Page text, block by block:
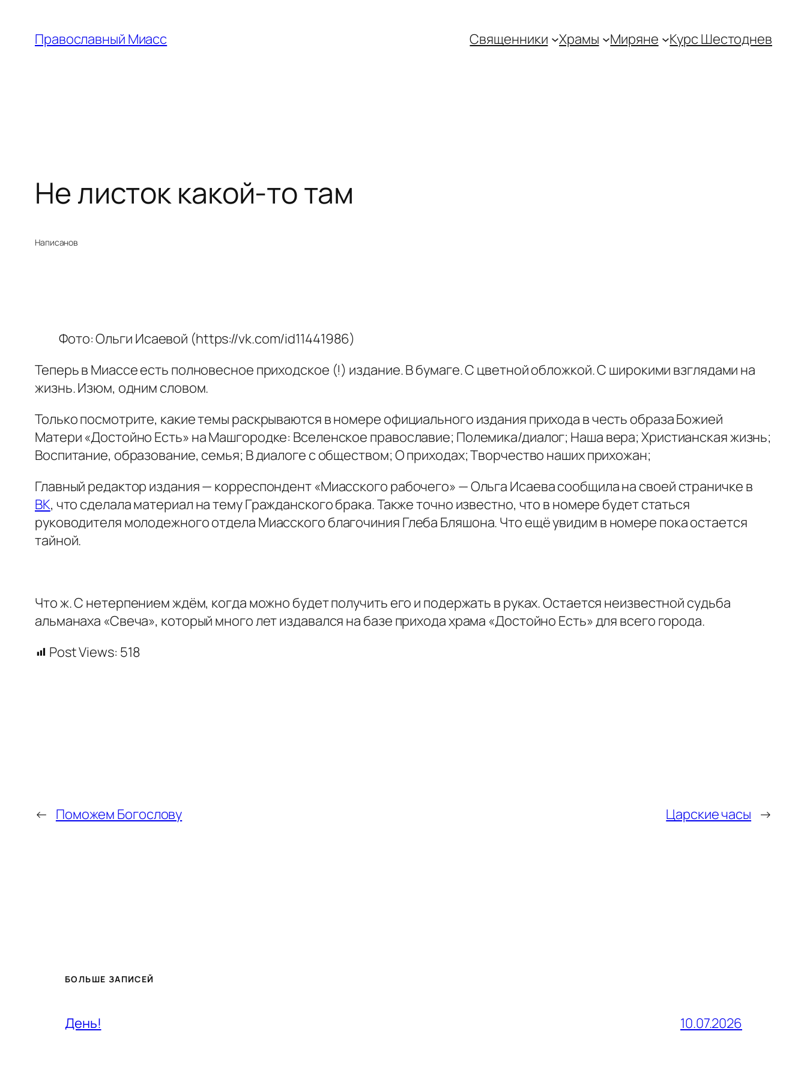
содержимому
Православный Миасс Священники Храмы Миряне Курс Шестоднев
Не листок какой-то там
Написанов
Фото: Ольги Исаевой (https://vk.com/id11441986)
Теперь в Миассе есть полновесное приходское (!) издание. В бумаге. С цветной обложкой. С широкими взглядами на
жизнь. Изюм, одним словом.
Только посмотрите, какие темы раскрываются в номере официального издания прихода в честь образа Божией
Матери «Достойно Есть» на Машгородке: Вселенское православие; Полемика/диалог; Наша вера; Христианская жизнь;
Воспитание, образование, семья; В диалоге с обществом; О приходах; Творчество наших прихожан;
Главный редактор издания — корреспондент «Миасского рабочего» — Ольга Исаева сообщила на своей страничке в
ВК, что сделала материал на тему Гражданского брака. Также точно известно, что в номере будет статься
руководителя молодежного отдела Миасского благочиния Глеба Бляшона. Что ещё увидим в номере пока остается
тайной.
Что ж. С нетерпением ждём, когда можно будет получить его и подержать в руках. Остается неизвестной судьба
альманаха «Свеча», который много лет издавался на базе прихода храма «Достойно Есть» для всего города.
Post Views: 518
← Поможем Богослову Царские часы →
БОЛЬШЕ ЗАПИСЕЙ
День! 10.07.2026